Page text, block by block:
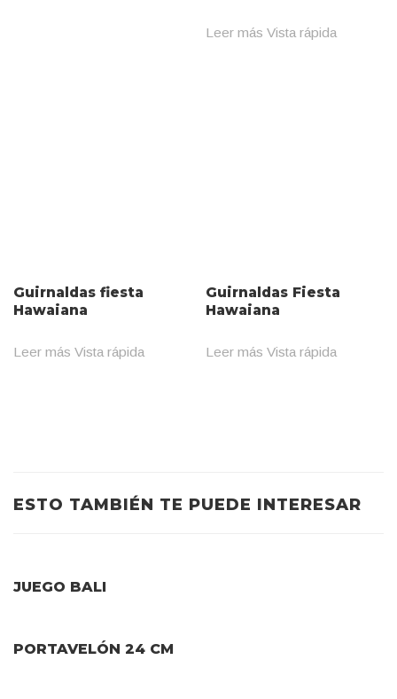
Leer más Vista rápida
Guirnaldas fiesta
Hawaiana
Leer más Vista rápida
Guirnaldas Fiesta
Hawaiana
Leer más Vista rápida
ESTO TAMBIÉN TE PUEDE INTERESAR
JUEGO BALI
PORTAVELÓN 24 CM